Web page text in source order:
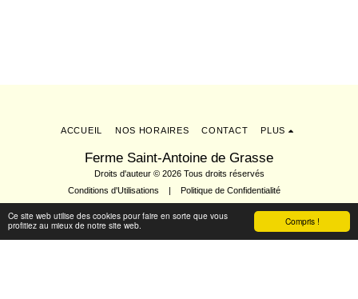
Compris !
Ce site web utilise des cookies pour faire en sorte que vous
profitiez au mieux de notre site web.
Ferme Saint-Antoine de Grasse
Droits d'auteur © 2026 Tous droits réservés
Conditions d'Utilisations | Politique de Confidentialité
ACCUEIL NOS HORAIRES CONTACT PLUS
S'abonner